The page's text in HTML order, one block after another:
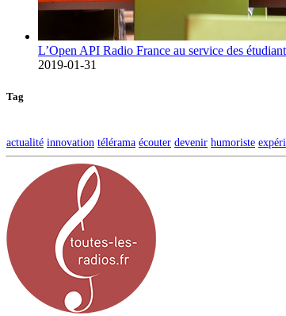
L’Open API Radio France au service des
2019-01-31
Tag
actualité innovation télérama écouter devenir humoriste